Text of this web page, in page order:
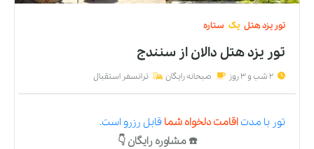
تور یزدهتل یک ستاره
تور یزد هتل دالاناز سنندج
2 شب و 3 روز صبحانه رایگان ترانسفر استقبال
تور با مدتاقامت دلخواه شما قابل رزرو است.
☎️ مشاوره رایگان 👇